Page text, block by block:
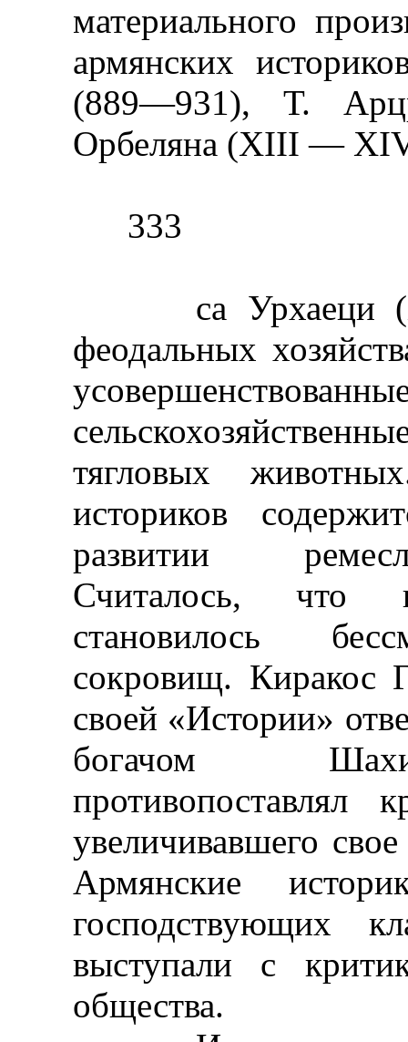
материального
армянских
(889—931), Т.
Орбеляна (XIII —
333
са Урхаеци
феодальных
тягловых
историков
развитии
Считалось, что
становилось
сокровищ. Киракос
своей «Истории»
богачом
противопоставлял
увеличивавшего
Армянские
господствующих
выступали с
общества.